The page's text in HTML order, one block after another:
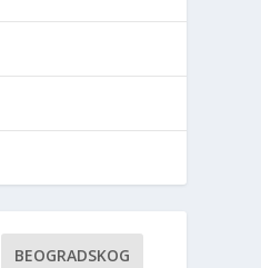
BEOGRADSKOG